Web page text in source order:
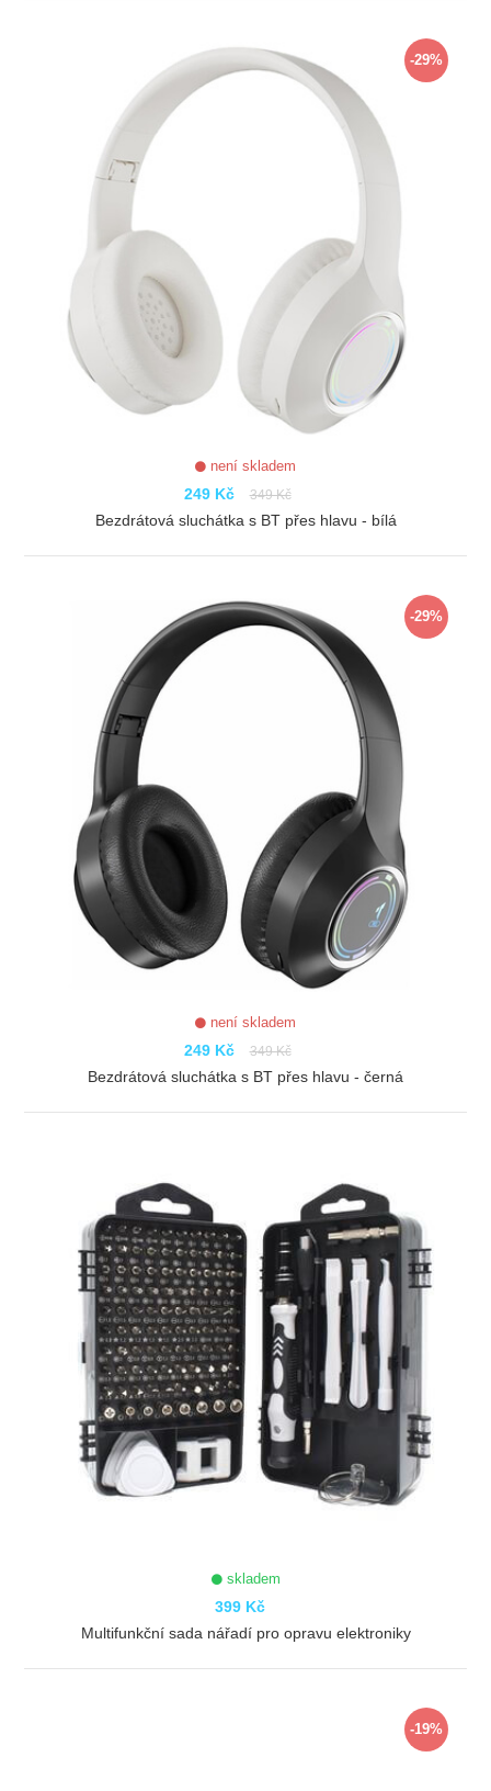
-29%
není skladem
249 Kč 349 Kč
Bezdrátová sluchátka s BT přes hlavu - bílá
-29%
není skladem
249 Kč 349 Kč
Bezdrátová sluchátka s BT přes hlavu - černá
skladem
399 Kč
Multifunkční sada nářadí pro opravu elektroniky
-19%